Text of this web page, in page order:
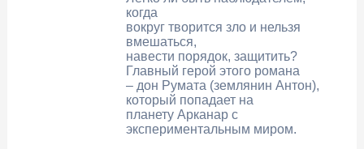
когда
вокруг творится зло и нельзя
вмешаться,
навести порядок, защитить?
Главный герой этого романа
– дон Румата (землянин Антон),
который попадает на
планету Арканар с
экспериментальным миром.